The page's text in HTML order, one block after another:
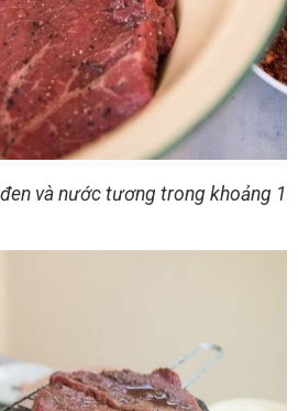
và nước tương trong khoảng 1